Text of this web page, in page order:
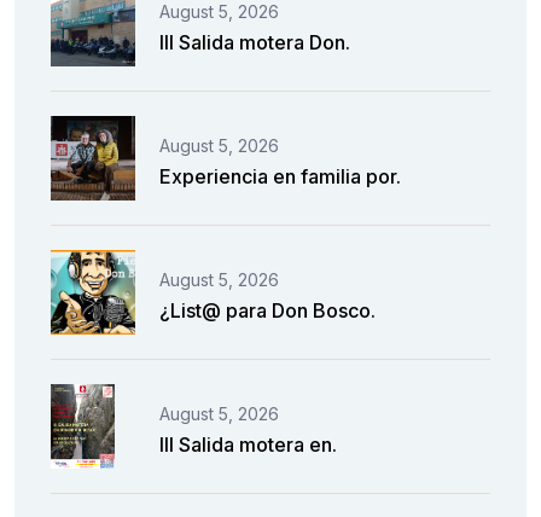
August 5, 2026
III Salida motera Don.
August 5, 2026
Experiencia en familia por.
August 5, 2026
¿List@ para Don Bosco.
August 5, 2026
III Salida motera en.